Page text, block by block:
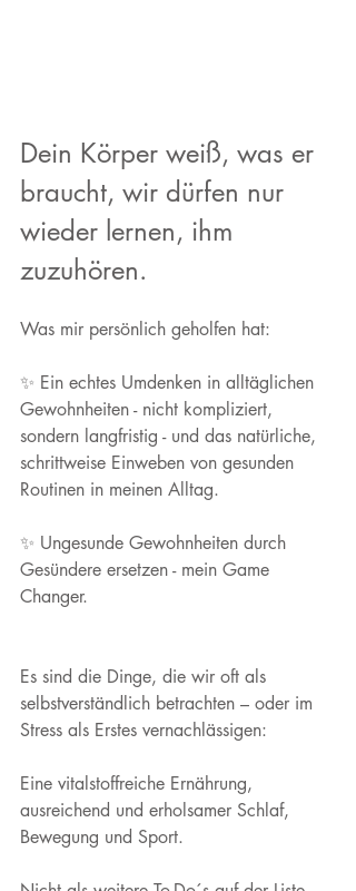
Dein Körper weiß, was er
braucht, wir dürfen nur
wieder lernen, ihm
zuzuhören.
Was mir persönlich geholfen hat:
✨ Ein echtes Umdenken in alltäglichen
Gewohnheiten - nicht kompliziert,
sondern langfristig - und das natürliche,
schrittweise Einweben von gesunden
Routinen in meinen Alltag.
✨ Ungesunde Gewohnheiten durch
Gesündere ersetzen - mein Game
Changer.
Es sind die Dinge, die wir oft als
selbstverständlich betrachten – oder im
Stress als Erstes vernachlässigen:
Eine vitalstoffreiche Ernährung,
ausreichend und erholsamer Schlaf,
Bewegung und Sport.